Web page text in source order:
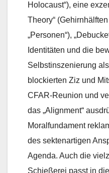
Holocaust“), eine
Theory“
„Personen“),
Identitäten und die
Selbstinszenierung
blockierten Ziz und
CFAR-Reunion und
das „Alignment“
Moralfundament
des sektenartigen
Agenda. Auch die
Schießerei passt in